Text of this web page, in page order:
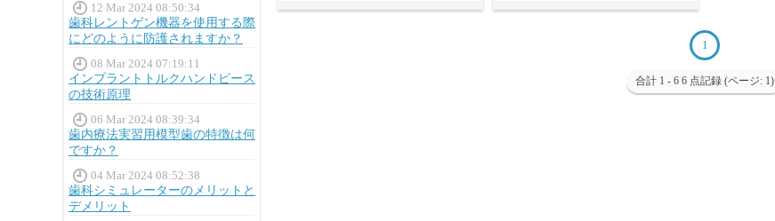
12 Mar 2024 08:50:34
歯科レントゲン機器を使用する際
にどのように防護されますか？
08 Mar 2024 07:19:11
インプラントトルクハンドピース
の技術原理
06 Mar 2024 08:39:34
歯内療法実習用模型歯の特徴は何
ですか？
04 Mar 2024 08:52:38
歯科シミュレーターのメリットと
デメリット
1
合計 1 - 6 6 点記録 (ページ: 1)